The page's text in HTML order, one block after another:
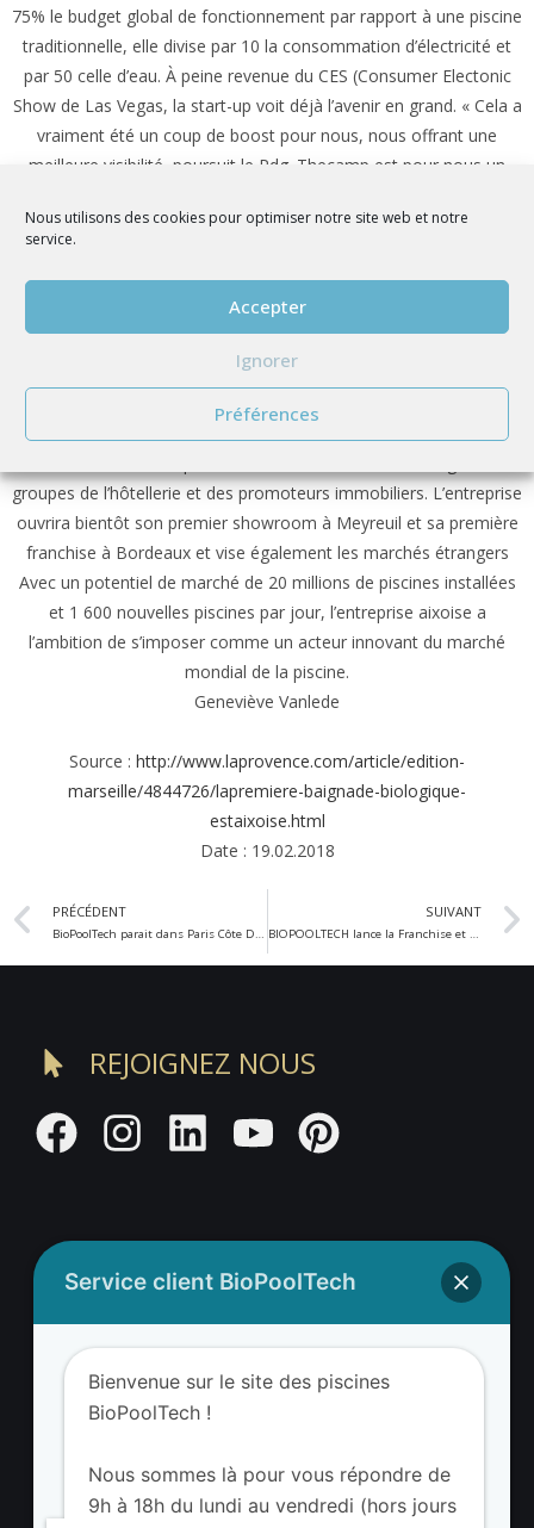
Nous utilisons des cookies pour optimiser notre site web et notre
service.
Accepter
Ignorer
Préférences
75% le budget global de fonctionnement par rapport à une piscine
traditionnelle, elle divise par 10 la consommation d’électricité et
par 50 celle d’eau. À peine revenue du CES (Consumer Electonic
Show de Las Vegas, la start-up voit déjà l’avenir en grand. « Cela a
vraiment été un coup de boost pour nous, nous offrant une
meilleure visibilité, poursuit le Pdg. Thecamp est pour nous un
résidences, des gîtes ou des chambres d’hôtes. Nous avons
ont encore évolué. »
L’autre innovation, c’est bien sûr Biopoolsafe,l’application qui
intelligent. Son petit plus ? « Il est également possible de contrôler
la piscine par la voix. Bien pratique quand on a les mains
groupes de l’hôtellerie et des promoteurs immobiliers. L’entreprise
ouvrira bientôt son premier showroom à Meyreuil et sa première
franchise à Bordeaux et vise également les marchés étrangers
Avec un potentiel de marché de 20 millions de piscines installées
et 1 600 nouvelles piscines par jour, l’entreprise aixoise a
l’ambition de s’imposer comme un acteur innovant du marché
mondial de la piscine.
Geneviève Vanlede
Source : http://www.laprovence.com/article/edition-
marseille/4844726/lapremiere-baignade-biologique-
estaixoise.html
Date : 19.02.2018
PRÉCÉDENT
BioPoolTech parait dans Paris Côte D’Azur
SUIVANT
BIOPOOLTECH lance la Franchise et vient à vous pour le Salon de la Franchise de Paris
REJOIGNEZ NOUS
Adresse BioValue BioPoolTech
BioValue BioPoolTech
Service client BioPoolTech
Bienvenue sur le site des piscines
BioPoolTech !
Nous sommes là pour vous répondre de
9h à 18h du lundi au vendredi (hors jours